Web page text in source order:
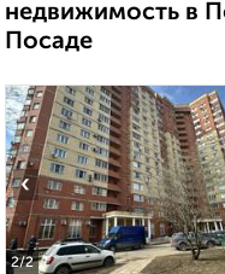
недвижимость в
Посаде
2/2
‹